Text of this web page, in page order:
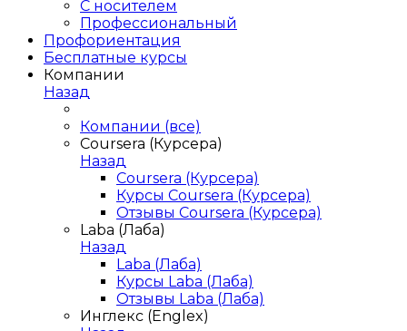
С носителем
Профессиональный
Профориентация
Бесплатные курсы
Компании
Назад
Компании (все)
Coursera (Курсера)
Назад
Coursera (Курсера)
Курсы Coursera (Курсера)
Отзывы Coursera (Курсера)
Laba (Лаба)
Назад
Laba (Лаба)
Курсы Laba (Лаба)
Отзывы Laba (Лаба)
Инглекс (Englex)